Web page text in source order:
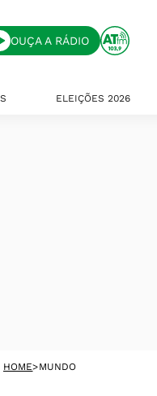
OUÇA A RÁDIO
ELEIÇÕES 2026
HOME>MUNDO